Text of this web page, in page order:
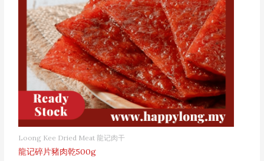
Loong Kee Dried Meat 龍记肉干
龍记碎片豬肉乾500g